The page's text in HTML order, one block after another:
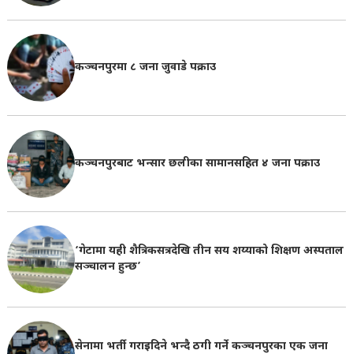
कञ्चनपुरमा ८ जना जुवाडे पक्राउ
कञ्चनपुरबाट भन्सार छलीका सामानसहित ४ जना पक्राउ
‘गेटामा यही शैत्रिकसत्रदेखि तीन सय शय्याको शिक्षण अस्पताल
सञ्चालन हुन्छ’
सेनामा भर्ती गराइदिने भन्दै ठगी गर्ने कञ्चनपुरका एक जना